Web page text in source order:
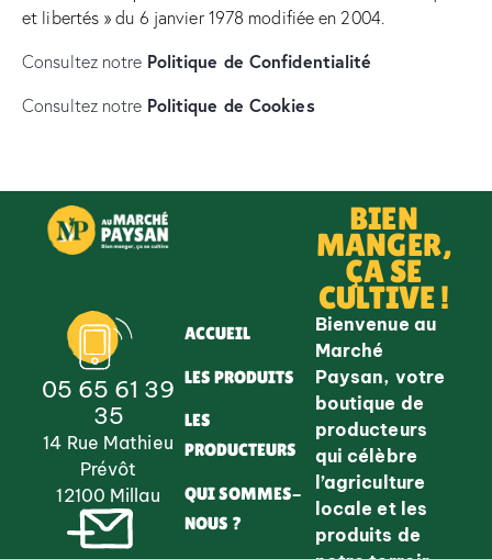
et libertés » du 6 janvier 1978 modifiée en 2004.
Consultez notre Politique de Confidentialité
Consultez notre Politique de Cookies
BIEN
MANGER,
ÇA SE
CULTIVE !
05 65 61 39
35
14 Rue Mathieu
Prévôt
12100 Millau
ACCUEIL
LES PRODUITS
LES
PRODUCTEURS
QUI SOMMES-
NOUS ?
Bienvenue au
Marché
Paysan, votre
boutique de
producteurs
qui célèbre
l’agriculture
locale et les
produits de